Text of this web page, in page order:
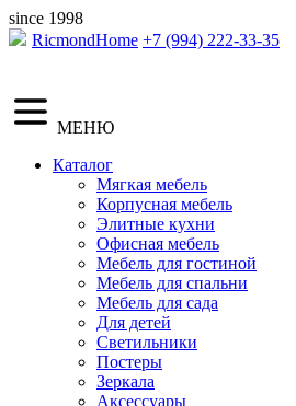
since 1998
RicmondHome +7 (994) 222-33-35
МЕНЮ
Каталог
Мягкая мебель
Корпусная мебель
Элитные кухни
Офисная мебель
Мебель для гостиной
Мебель для спальни
Мебель для сада
Для детей
Светильники
Постеры
Зеркала
Аксессуары